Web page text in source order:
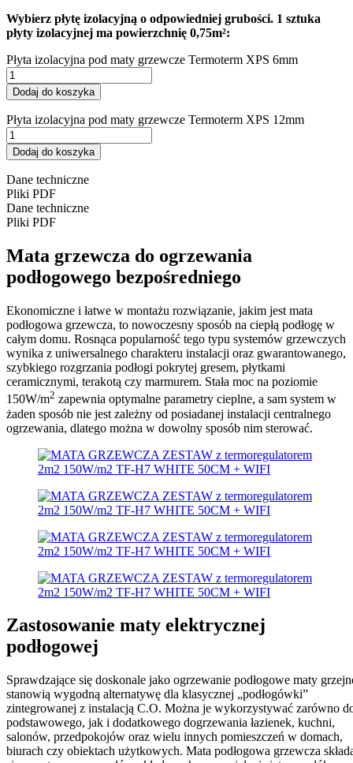
Wybierz płytę izolacyjną o odpowiedniej grubości. 1 sztuka
płyty izolacyjnej ma powierzchnię 0,75m²:
Płyta izolacyjna pod maty grzewcze Termoterm XPS 6mm
Dodaj do koszyka
Płyta izolacyjna pod maty grzewcze Termoterm XPS 12mm
Dodaj do koszyka
Dane techniczne
Pliki PDF
Dane techniczne
Pliki PDF
Mata grzewcza do ogrzewania
podłogowego bezpośredniego
Ekonomiczne i łatwe w montażu rozwiązanie, jakim jest mata
podłogowa grzewcza, to nowoczesny sposób na ciepłą podłogę w
całym domu. Rosnąca popularność tego typu systemów grzewczych
wynika z uniwersalnego charakteru instalacji oraz gwarantowanego,
szybkiego rozgrzania podłogi pokrytej gresem, płytkami
ceramicznymi, terakotą czy marmurem. Stała moc na poziomie
150W/m2 zapewnia optymalne parametry cieplne, a sam system w
żaden sposób nie jest zależny od posiadanej instalacji centralnego
ogrzewania, dlatego można w dowolny sposób nim sterować.
Zastosowanie maty elektrycznej
podłogowej
Sprawdzające się doskonale jako ogrzewanie podłogowe maty
stanowią wygodną alternatywę dla klasycznej „podłogówki”
zintegrowanej z instalacją C.O. Można je wykorzystywać zarówno
podstawowego, jak i dodatkowego dogrzewania łazienek, kuchni,
salonów, przedpokojów oraz wielu innych pomieszczeń w domach,
biurach czy obiektach użytkowych. Mata podłogowa grzewcza